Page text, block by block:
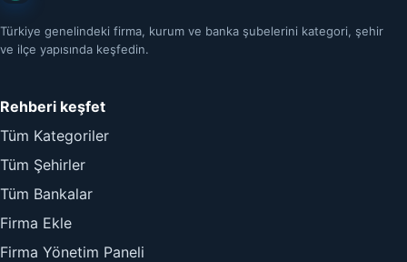
Türkiye genelindeki firma, kurum ve banka şubelerini kategori, şehir
ve ilçe yapısında keşfedin.
Rehberi keşfet
Tüm Kategoriler
Tüm Şehirler
Tüm Bankalar
Firma Ekle
Firma Yönetim Paneli